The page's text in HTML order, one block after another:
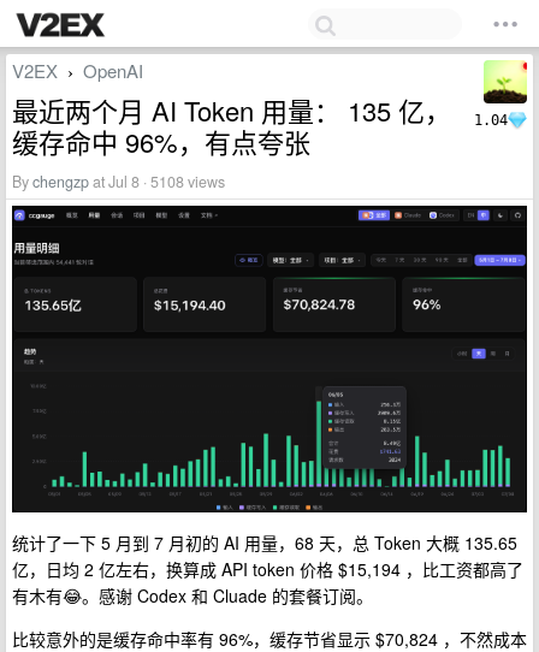
1.04
V2EX › OpenAI
最近两个月 AI Token 用量： 135 亿，
缓存命中 96%，有点夸张
Bychengzpat Jul 8 · 5108 views
统计了一下 5 月到 7 月初的 AI 用量，68 天，总 Token 大概 135.65
亿，日均 2 亿左右，换算成 API token 价格 $15,194 ，比工资都高了
有木有😂。感谢 Codex 和 Cluade 的套餐订阅。
比较意外的是缓存命中率有 96%，缓存节省显示 $70,824 ，不然成本